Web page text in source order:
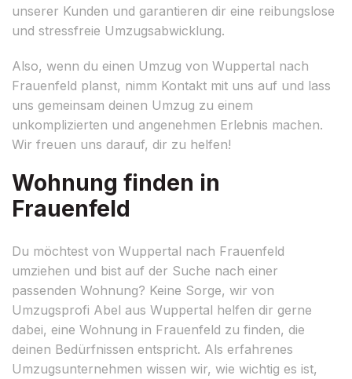
unserer Kunden und garantieren dir eine reibungslose
und stressfreie Umzugsabwicklung.
Also, wenn du einen Umzug von Wuppertal nach
Frauenfeld planst, nimm Kontakt mit uns auf und lass
uns gemeinsam deinen Umzug zu einem
unkomplizierten und angenehmen Erlebnis machen.
Wir freuen uns darauf, dir zu helfen!
Wohnung finden in
Frauenfeld
Du möchtest von Wuppertal nach Frauenfeld
umziehen und bist auf der Suche nach einer
passenden Wohnung? Keine Sorge, wir von
Umzugsprofi Abel aus Wuppertal helfen dir gerne
dabei, eine Wohnung in Frauenfeld zu finden, die
deinen Bedürfnissen entspricht. Als erfahrenes
Umzugsunternehmen wissen wir, wie wichtig es ist,